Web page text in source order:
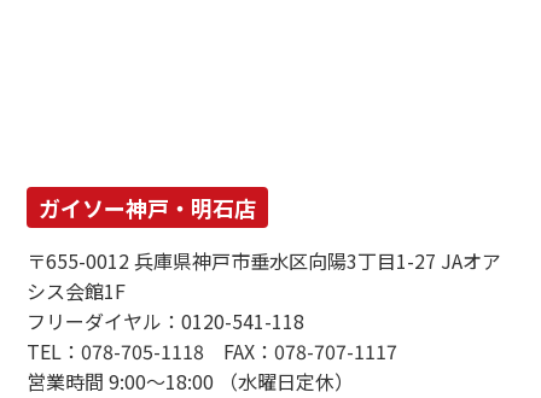
ガイソー神戸・明石店
〒655-0012 兵庫県神戸市垂水区向陽3丁目1-27 JAオア
シス会館1F
フリーダイヤル：0120-541-118
TEL：078-705-1118 FAX：078-707-1117
営業時間 9:00～18:00 （水曜日定休）